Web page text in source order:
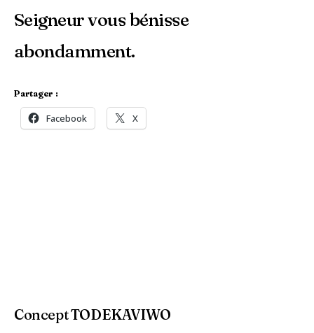
Seigneur vous bénisse
abondamment.
Partager :
Facebook X
Concept TODEKAVIWO